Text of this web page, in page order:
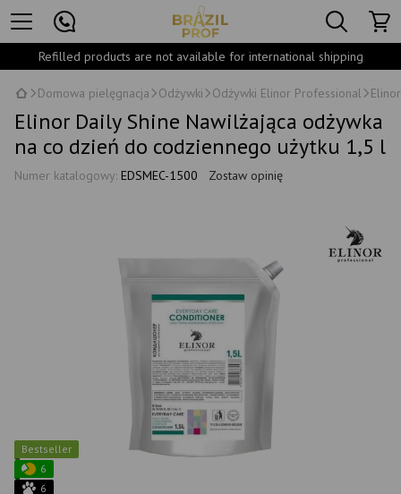
Refilled products are not available for international shipping
Domowa pielęgnacja Odżywki Odżywki Elinor Professional
Elinor Daily Shine Nawilżająca odżywka
na co dzień do codziennego użytku 1,5 l
Numer katalogowy: EDSMEC-1500 Zostaw opinię
Bestseller
6
6